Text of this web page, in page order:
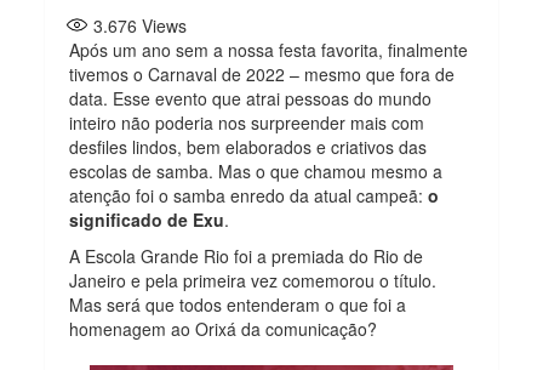
3.676 Views
Após um ano sem a nossa festa favorita, finalmente
tivemos o Carnaval de 2022 – mesmo que fora de
data. Esse evento que atrai pessoas do mundo
inteiro não poderia nos surpreender mais com
desfiles lindos, bem elaborados e criativos das
escolas de samba. Mas o que chamou mesmo a
atenção foi o samba enredo da atual campeã:o
significado de Exu.
A Escola Grande Rio foi a premiada do Rio de
Janeiro e pela primeira vez comemorou o título.
Mas será que todos entenderam o que foi a
homenagem ao Orixá da comunicação?